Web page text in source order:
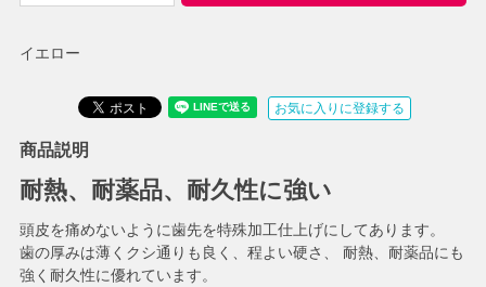
イエロー
お気に入りに登録する
商品説明
耐熱、耐薬品、耐久性に強い
頭皮を痛めないように歯先を特殊加工仕上げにしてあります。
歯の厚みは薄くクシ通りも良く、程よい硬さ、 耐熱、耐薬品にも
強く耐久性に優れています。